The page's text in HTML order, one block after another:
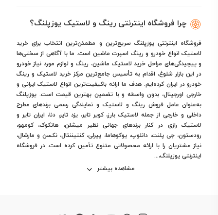
چرا فروشگاه اینترنتی رینگ و لاستیک یوزپلنگ؟
فروشگاه اینترنتی یوزپلنگ سریع‌ترین و مطمئن‌ترین انتخاب برای خرید
لاستیک انواع خودرو و رینگ اسپرت ماشین است. ما با آگاهی از سختی‌ها
و پیچیدگی‌های مراحل خرید لاستیک ماشین، رینگ و لوازم مورد نیاز خودرو
در این بازار شلوغ، اقدام به تأسیس جامع‌ترین مرکز خرید لاستیک و رینگ
خودرو در ایران کرده‌ایم. هدف ما ارائه باکیفیت‌ترین انواع لاستیک ایرانی و
خارجی اورجینال، بدون واسطه و با تضمین بهترین قیمت است. یوزپلنگ
به‌عنوان عامل فروش رینگ و لاستیک و نمایندگی رسمی برندهای مطرح
داخلی و خارجی از جمله لاستیک بارز، کویر تایر، یزد تایر، دنا، ایران تایر و
لاستیک رازی در کنار برندهای جهانی نظیر میشلن، هانکوک، کومهو،
رودستون، جی پلنت، دانلوپ، یوکوهاما، پیرلی، کنتیننتال، نکسن و مارشال،
نیاز مشتریان را با ارائه محصولاتی متنوع تأمین کرده است. در فروشگاه
اینترنتی یوزپلنگ،...
مشاهده بیشتر